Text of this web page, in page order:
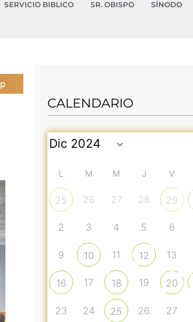
SERVICIO BIBLICO SR. OBISPO SÍNODO
CALENDARIO
L M M J V
25 26 27 28 29
2 3 4 5 6
9 10 11 12 13
16 17 18 19 20
23 24 25 26 27